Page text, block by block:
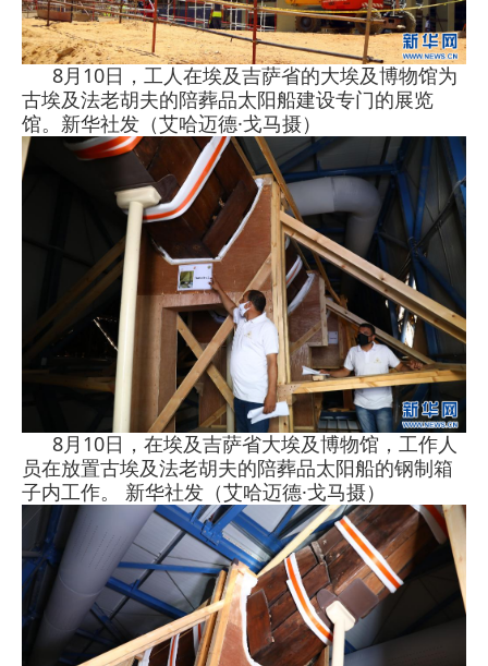
8月10日，工人在埃及吉萨省的大埃及博物馆为
古埃及法老胡夫的陪葬品太阳船建设专门的展览
馆。新华社发（艾哈迈德·戈马摄）
8月10日，在埃及吉萨省大埃及博物馆，工作人
员在放置古埃及法老胡夫的陪葬品太阳船的钢制箱
子内工作。 新华社发（艾哈迈德·戈马摄）